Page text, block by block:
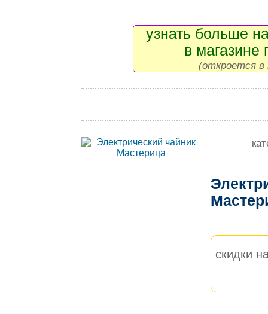
узнать больше
в магазине
(откроется в
скидки